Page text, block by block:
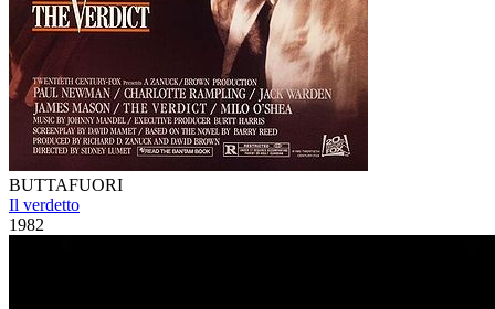
BUTTAFUORI
Il verdetto
1982